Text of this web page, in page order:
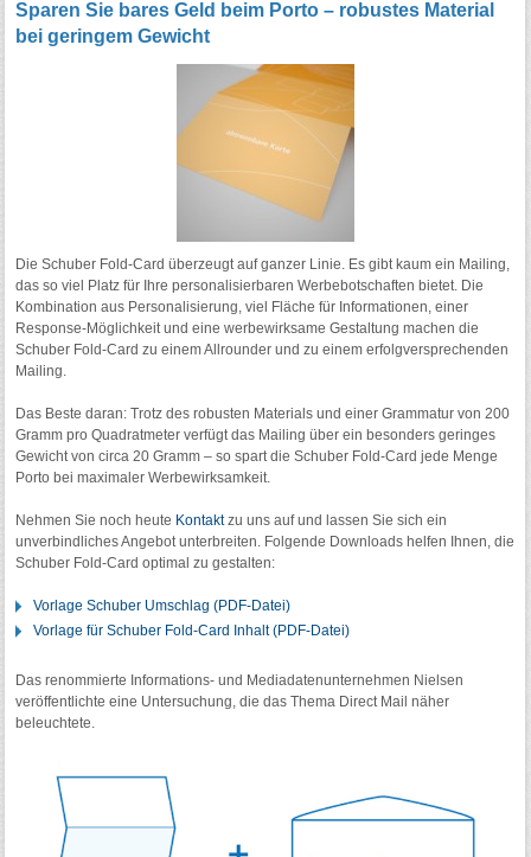
Sparen Sie bares Geld beim Porto – robustes Material
bei geringem Gewicht
Die Schuber Fold-Card überzeugt auf ganzer Linie. Es gibt kaum ein Mailing,
das so viel Platz für Ihre personalisierbaren Werbebotschaften bietet. Die
Kombination aus Personalisierung, viel Fläche für Informationen, einer
Response-Möglichkeit und eine werbewirksame Gestaltung machen die
Schuber Fold-Card zu einem Allrounder und zu einem erfolgversprechenden
Mailing.
Das Beste daran: Trotz des robusten Materials und einer Grammatur von 200
Gramm pro Quadratmeter verfügt das Mailing über ein besonders geringes
Gewicht von circa 20 Gramm – so spart die Schuber Fold-Card jede Menge
Porto bei maximaler Werbewirksamkeit.
Nehmen Sie noch heute Kontaktzu uns auf und lassen Sie sich ein
unverbindliches Angebot unterbreiten. Folgende Downloads helfen Ihnen, die
Schuber Fold-Card optimal zu gestalten:
Vorlage Schuber Umschlag (PDF-Datei)
Vorlage für Schuber Fold-Card Inhalt (PDF-Datei)
Das renommierte Informations- und Mediadatenunternehmen Nielsen
veröffentlichte eine Untersuchung, die das Thema Direct Mail näher
beleuchtete.